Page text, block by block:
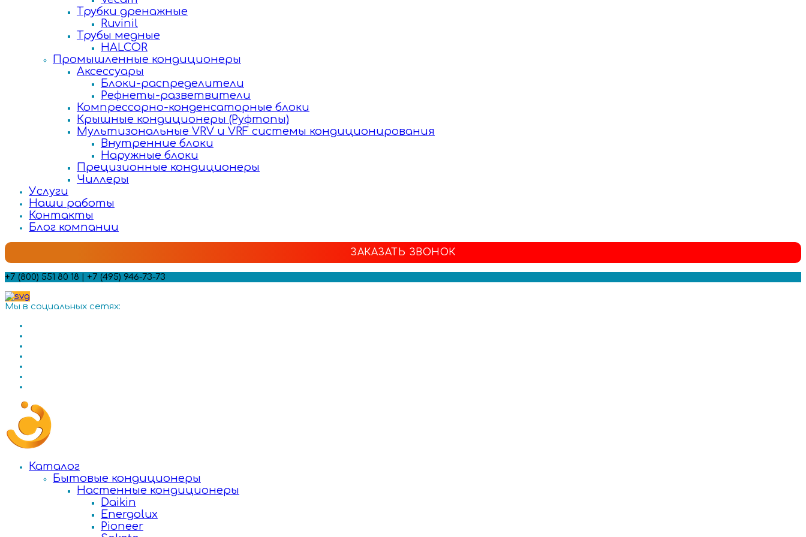
Трубки дренажные
Ruvinil
Трубы медные
HALCOR
Промышленные кондиционеры
Аксессуары
Блоки-распределители
Рефнеты-разветвители
Компрессорно-конденсаторные блоки
Крышные кондиционеры (Руфтопы)
Мультизональные VRV и VRF системы кондиционирования
Внутренние блоки
Наружные блоки
Прецизионные кондиционеры
Чиллеры
Услуги
Наши работы
Контакты
Блог компании
ЗАКАЗАТЬ ЗВОНОК
+7 (800) 551 80 18 | +7 (495) 946-73-73
Мы в социальных сетях:
Каталог
Бытовые кондиционеры
Настенные кондиционеры
Daikin
Energolux
Pioneer